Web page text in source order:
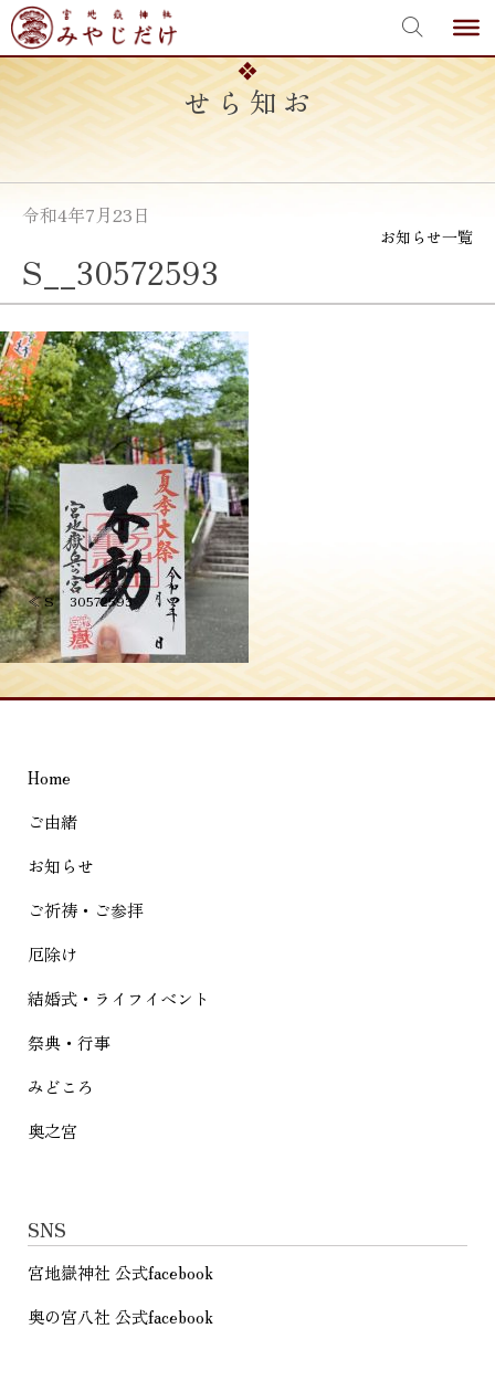
Skip
to
content
お知らせ
令和4年7月23日
お知らせ一覧
S__30572593
投
稿
ナ
ビ
ー
シ
ョ
ン
≪S__30572593
Home
ご由緒
お知らせ
ご祈祷・ご参拝
厄除け
結婚式・ライフイベント
祭典・行事
みどころ
奥之宮
SNS
宮地嶽神社 公式facebook
奥の宮八社 公式facebook